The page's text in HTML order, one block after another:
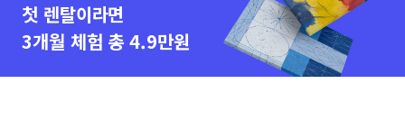
첫 렌탈이라면
3개월 체험 총 4.9만원